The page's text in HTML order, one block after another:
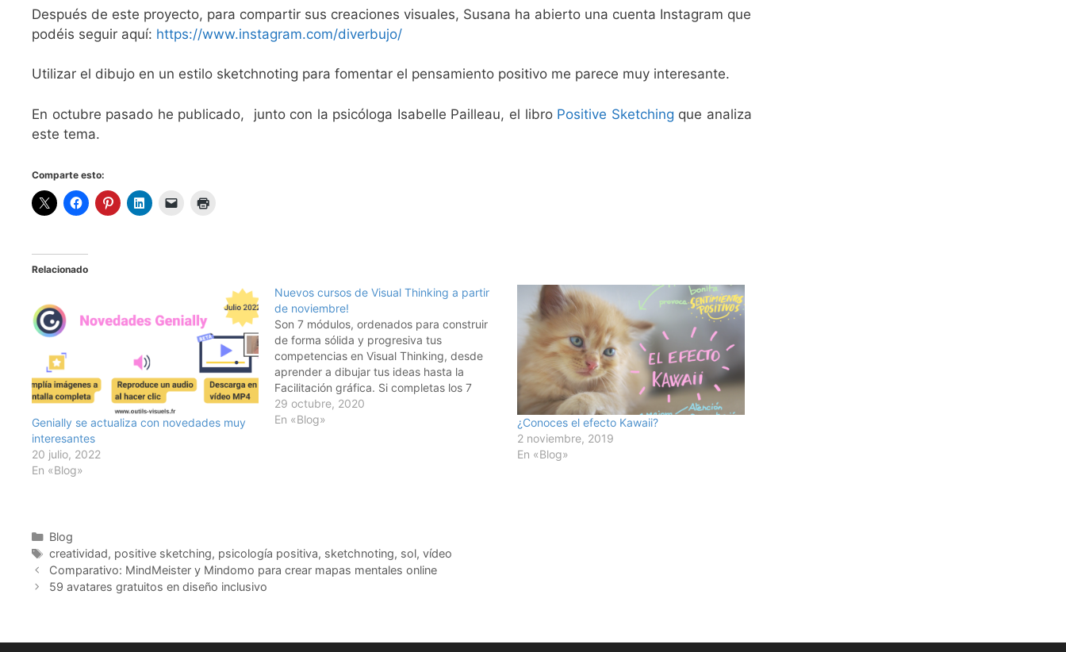
Después de este proyecto, para compartir sus creaciones visuales, Susana ha abierto una cuenta Instagram que
podéis seguir aquí: https://www.instagram.com/diverbujo/
Utilizar el dibujo en un estilo sketchnoting para fomentar el pensamiento positivo me parece muy interesante.
En octubre pasado he publicado, junto con la psicóloga Isabelle Pailleau, el libro Positive Sketching que analiza
este tema.
Comparte esto:
Relacionado
Genially se actualiza con novedades muy
interesantes
20 julio, 2022
En «Blog»
Nuevos cursos de Visual Thinking a partir
de noviembre!
Son 7 módulos, ordenados para construir
de forma sólida y progresiva tus
competencias en Visual Thinking, desde
aprender a dibujar tus ideas hasta la
Facilitación gráfica. Si completas los 7
módulos, recibirás tu Certificación de
Facilitador en Visual Thinking. Ya hemos
29 octubre, 2020
En «Blog»
¿Conoces el efecto Kawaii?
2 noviembre, 2019
En «Blog»
Categorías
Blog
Etiquetas
creatividad, positive sketching, psicología positiva, sketchnoting, sol, vídeo
Comparativo: MindMeister y Mindomo para crear mapas mentales online
59 avatares gratuitos en diseño inclusivo